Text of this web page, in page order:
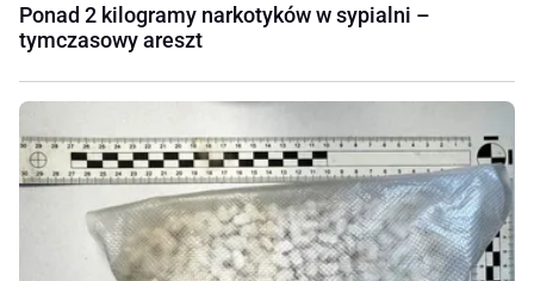
Ponad 2 kilogramy narkotyków w sypialni –
tymczasowy areszt